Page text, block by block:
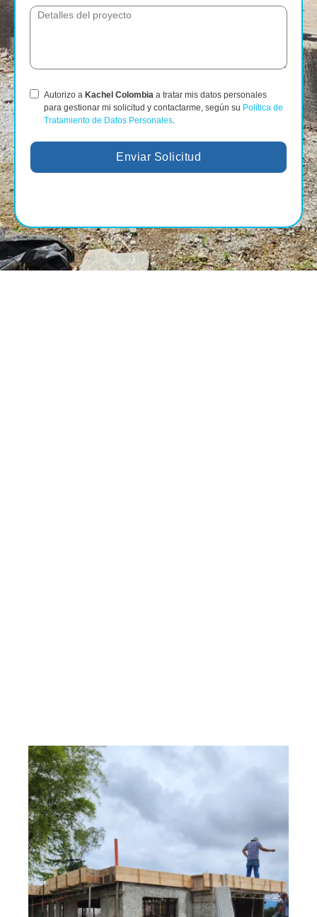
Autorizo a Kachel Colombia a tratar mis datos personales
para gestionar mi solicitud y contactarme, según su Política de
Tratamiento de Datos Personales
Enviar Solicitud